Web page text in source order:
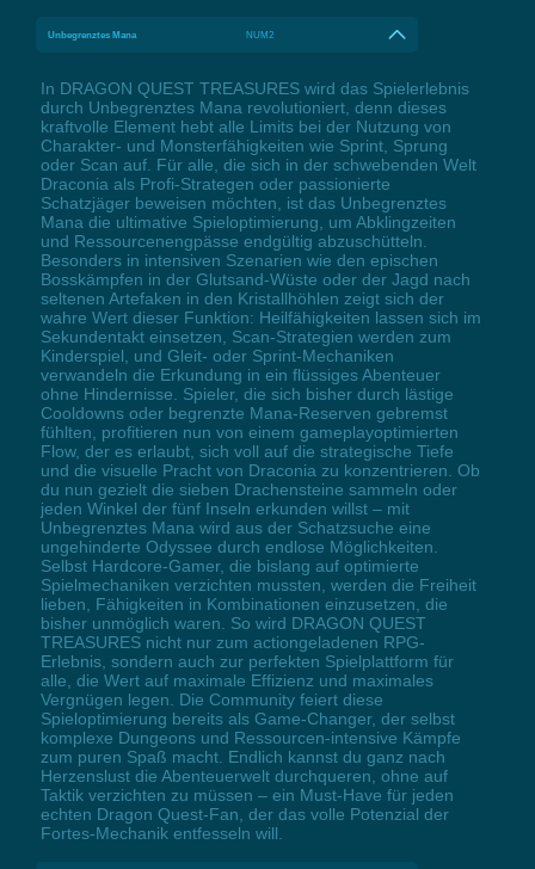
Unbegrenztes Mana NUM2
In DRAGON QUEST TREASURES wird das Spielerlebnis
durch Unbegrenztes Mana revolutioniert, denn dieses
kraftvolle Element hebt alle Limits bei der Nutzung von
Charakter- und Monsterfähigkeiten wie Sprint, Sprung
oder Scan auf. Für alle, die sich in der schwebenden Welt
Draconia als Profi-Strategen oder passionierte
Schatzjäger beweisen möchten, ist das Unbegrenztes
Mana die ultimative Spieloptimierung, um Abklingzeiten
und Ressourcenengpässe endgültig abzuschütteln.
Besonders in intensiven Szenarien wie den epischen
Bosskämpfen in der Glutsand-Wüste oder der Jagd nach
seltenen Artefaken in den Kristallhöhlen zeigt sich der
wahre Wert dieser Funktion: Heilfähigkeiten lassen sich im
Sekundentakt einsetzen, Scan-Strategien werden zum
Kinderspiel, und Gleit- oder Sprint-Mechaniken
verwandeln die Erkundung in ein flüssiges Abenteuer
ohne Hindernisse. Spieler, die sich bisher durch lästige
Cooldowns oder begrenzte Mana-Reserven gebremst
fühlten, profitieren nun von einem gameplayoptimierten
Flow, der es erlaubt, sich voll auf die strategische Tiefe
und die visuelle Pracht von Draconia zu konzentrieren. Ob
du nun gezielt die sieben Drachensteine sammeln oder
jeden Winkel der fünf Inseln erkunden willst – mit
Unbegrenztes Mana wird aus der Schatzsuche eine
ungehinderte Odyssee durch endlose Möglichkeiten.
Selbst Hardcore-Gamer, die bislang auf optimierte
Spielmechaniken verzichten mussten, werden die Freiheit
lieben, Fähigkeiten in Kombinationen einzusetzen, die
bisher unmöglich waren. So wird DRAGON QUEST
TREASURES nicht nur zum actiongeladenen RPG-
Erlebnis, sondern auch zur perfekten Spielplattform für
alle, die Wert auf maximale Effizienz und maximales
Vergnügen legen. Die Community feiert diese
Spieloptimierung bereits als Game-Changer, der selbst
komplexe Dungeons und Ressourcen-intensive Kämpfe
zum puren Spaß macht. Endlich kannst du ganz nach
Herzenslust die Abenteuerwelt durchqueren, ohne auf
Taktik verzichten zu müssen – ein Must-Have für jeden
echten Dragon Quest-Fan, der das volle Potenzial der
Fortes-Mechanik entfesseln will.